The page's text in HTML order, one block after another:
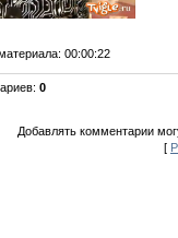
: 00:00:22
: 0
Добавлять комментарии
[